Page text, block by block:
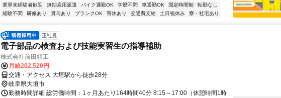
業界未経験者歓迎 無期雇用派遣 バイク通勤OK 学歴不問 車通勤OK 固定時間制
転勤なし
経験不問
研修あり 賞与あり ブランクOK 育休あり 交通費支給 土日祝休み 寮・社宅あり
正社員
電子部品の検査および技能実習生の指導補助
株式会社前田精工
月給202,520円
交通・アクセス 大垣駅から徒歩28分
岐阜県大垣市
勤務時間詳細 総労働時間：1ヶ月あたり164時間40分 8:15～17:00（休憩時間1時